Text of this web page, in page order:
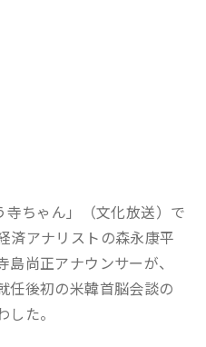
ちゃん」（文化放送）で
済アナリストの森永康平
尚正アナウンサーが、
任後初の米韓首脳会談の
た。